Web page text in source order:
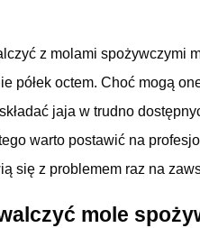
z molami spożywczymi
półek octem. Choć mogą
jaja w trudno
warto postawić na
się z problemem raz na
mole